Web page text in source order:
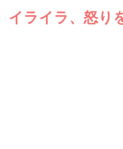
イライラ、怒り